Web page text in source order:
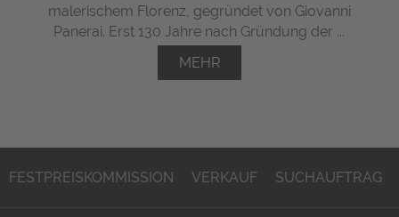
malerischem Florenz, gegründet von Giovanni
Panerai. Erst 130 Jahre nach Gründung der ...
MEHR
FESTPREISKOMMISSION VERKAUF SUCHAUFTRAG